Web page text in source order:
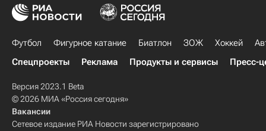
Футбол Фигурное катание Биатлон ЗОЖ Хоккей
Спецпроекты
Реклама Продукты и сервисы Пресс-
Версия 2023.1 Beta
© 2026 МИА «Россия сегодня»
Вакансии
Сетевое издание РИА Новости зарегистрировано